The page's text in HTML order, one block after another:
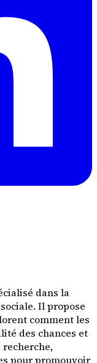
dans la
Il propose
comment les
des chances et
pour promouvoir